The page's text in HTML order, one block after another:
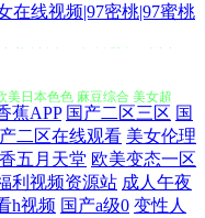
在线视频|97密桃|97蜜桃
岛国 日本一本本兔费区 欧美
美日本色色 麻豆综合 美女超
蕉APP 国产二区三区 国
二区在线观看 美女伦理
五月天堂 欧美变态一区
利视频资源站 成人午夜
h视频 国产a级0 变性人